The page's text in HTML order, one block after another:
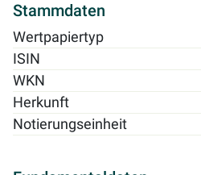
Stammdaten
Wertpapiertyp
ISIN
WKN
Herkunft
Notierungseinheit